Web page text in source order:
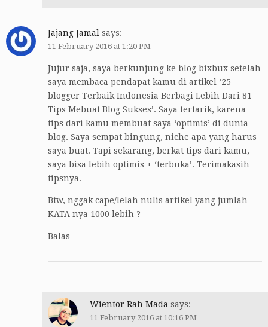
Jajang Jamal says:
11 February 2016 at 1:20 PM
Jujur saja, saya berkunjung ke blog bixbux setelah
saya membaca pendapat kamu di artikel ’25
blogger Terbaik Indonesia Berbagi Lebih Dari 81
Tips Mebuat Blog Sukses’. Saya tertarik, karena
tips dari kamu membuat saya ‘optimis’ di dunia
blog. Saya sempat bingung, niche apa yang harus
saya buat. Tapi sekarang, berkat tips dari kamu,
saya bisa lebih optimis + ‘terbuka’. Terimakasih
tipsnya.
Btw, nggak cape/lelah nulis artikel yang jumlah
KATA nya 1000 lebih ?
Balas
Wientor Rah Mada says:
11 February 2016 at 10:16 PM